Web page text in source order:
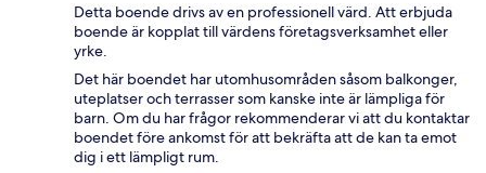
Detta boende drivs av en professionell värd. Att erbjuda
boende är kopplat till värdens företagsverksamhet eller
yrke.
Det här boendet har utomhusområden såsom balkonger,
uteplatser och terrasser som kanske inte är lämpliga för
barn. Om du har frågor rekommenderar vi att du kontaktar
boendet före ankomst för att bekräfta att de kan ta emot
dig i ett lämpligt rum.